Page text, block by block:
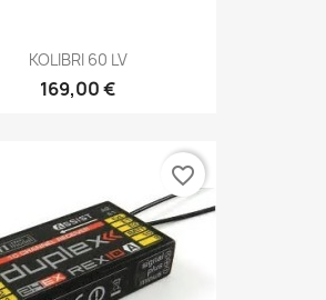
KOLIBRI 60 LV
169,00 €
favorite_border